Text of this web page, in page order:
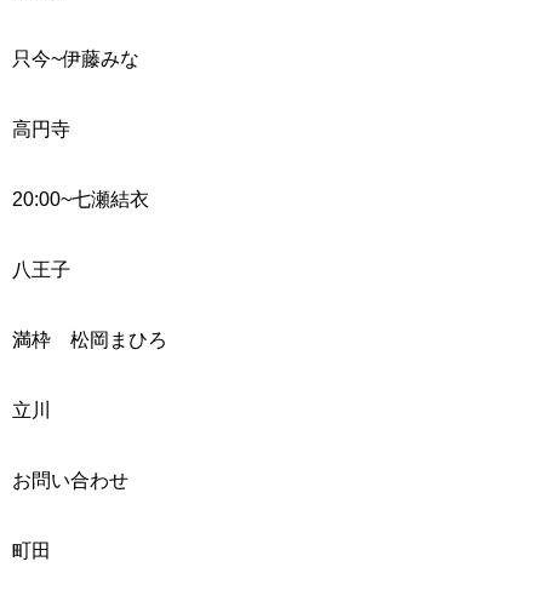
只今~伊藤みな
高円寺
20:00~七瀬結衣
八王子
満枠 松岡まひろ
立川
お問い合わせ
町田